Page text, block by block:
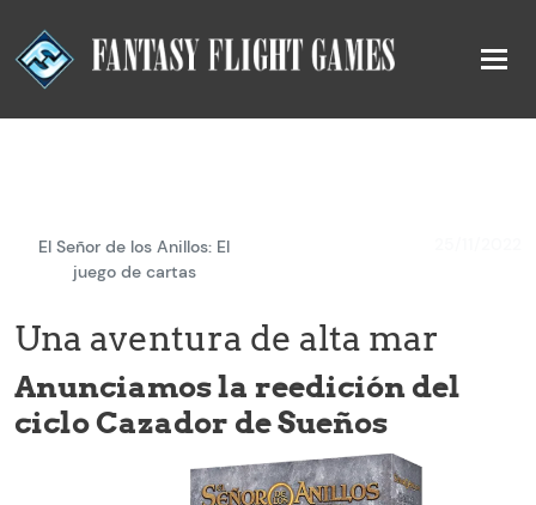
El Señor de los Anillos: El
juego de cartas
Una aventura de alta mar
Anunciamos la reedición del
ciclo Cazador de Sueños